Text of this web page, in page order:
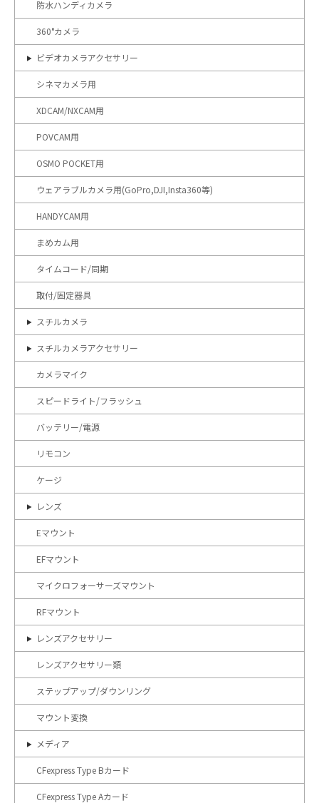
防水ハンディカメラ
360°カメラ
ビデオカメラアクセサリー
シネマカメラ用
XDCAM/NXCAM用
POVCAM用
OSMO POCKET用
ウェアラブルカメラ用(GoPro,DJI,Insta360等)
HANDYCAM用
まめカム用
タイムコード/同期
取付/固定器具
スチルカメラ
スチルカメラアクセサリー
カメラマイク
スピードライト/フラッシュ
バッテリー/電源
リモコン
ケージ
レンズ
Eマウント
EFマウント
マイクロフォーサーズマウント
RFマウント
レンズアクセサリー
レンズアクセサリー類
ステップアップ/ダウンリング
マウント変換
メディア
CFexpress Type Bカード
CFexpress Type Aカード